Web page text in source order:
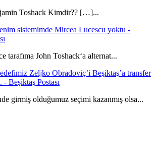
Toshack Kimdir?? […]...
sistemimde Mircea Lucescu yoktu -
tarafıma John Toshack‘a alternat...
Zeljko Obradoviç’i Beşiktaş’a transfer
- Beşiktaş Postası
girmiş olduğumuz seçimi kazanmış olsa...